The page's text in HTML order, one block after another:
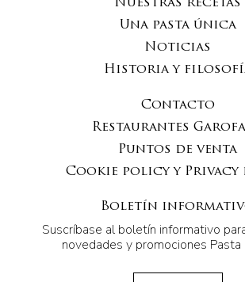
Nuestras recetas
Una pasta única
Noticias
Historia y
Contacto
Restaurantes
Puntos de venta
Cookie policy y Privacy
Boletín
Suscríbase al boletín informativo
novedades y promociones Pasta